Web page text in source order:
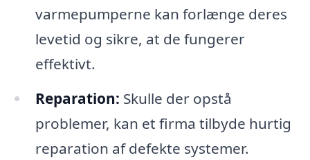
varmepumperne kan forlænge deres
levetid og sikre, at de fungerer
effektivt.
Reparation: Skulle der opstå
problemer, kan et firma tilbyde hurtig
reparation af defekte systemer.